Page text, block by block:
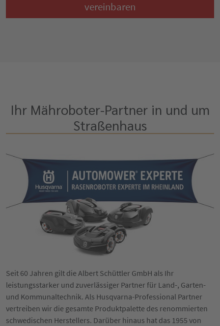
vereinbaren
Ihr Mähroboter-Partner in und um
Straßenhaus
Seit 60 Jahren gilt die Albert Schüttler GmbH als Ihr
leistungsstarker und zuverlässiger Partner für Land-, Garten-
und Kommunaltechnik. Als Husqvarna-Professional Partner
vertreiben wir die gesamte Produktpalette des renommierten
schwedischen Herstellers. Darüber hinaus hat das 1955 von